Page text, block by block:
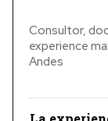
Consultor,
experience
Andes